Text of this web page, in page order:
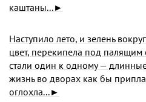
каштаны...►
Наступило лето, и зелень
цвет, перекипела под
стали один к одному —
жизнь во дворах как бы
оглохла...►